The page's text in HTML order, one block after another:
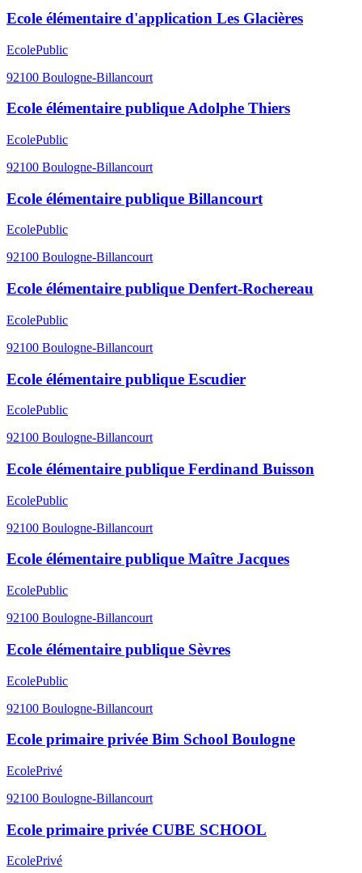
Ecole élémentaire d'application Les Glacières
EcolePublic
92100 Boulogne-Billancourt
Ecole élémentaire publique Adolphe Thiers
EcolePublic
92100 Boulogne-Billancourt
Ecole élémentaire publique Billancourt
EcolePublic
92100 Boulogne-Billancourt
Ecole élémentaire publique Denfert-Rochereau
EcolePublic
92100 Boulogne-Billancourt
Ecole élémentaire publique Escudier
EcolePublic
92100 Boulogne-Billancourt
Ecole élémentaire publique Ferdinand Buisson
EcolePublic
92100 Boulogne-Billancourt
Ecole élémentaire publique Maître Jacques
EcolePublic
92100 Boulogne-Billancourt
Ecole élémentaire publique Sèvres
EcolePublic
92100 Boulogne-Billancourt
Ecole primaire privée Bim School Boulogne
EcolePrivé
92100 Boulogne-Billancourt
Ecole primaire privée CUBE SCHOOL
EcolePrivé